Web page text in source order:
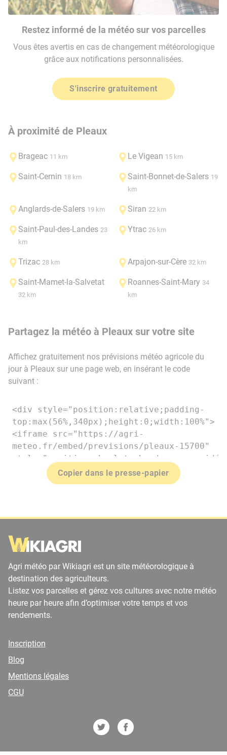
Restez informé de la météo sur vos parcelles
Vous êtes avertis en cas de changement météorologique
grâce aux notifications personnalisées.
S'inscrire gratuitement
À proximité de Pleaux
Brageac 11 km Le Vigean 15 km
Saint-Cernin 18 km Saint-Bonnet-de-Salers 19
km
Anglards-de-Salers 19 km Siran 22 km
Saint-Paul-des-Landes 23
km
Ytrac 26 km
Trizac 28 km Arpajon-sur-Cère 32 km
Saint-Mamet-la-Salvetat
32 km
Roannes-Saint-Mary 34
km
Partagez la météo à Pleaux sur votre site
Affichez gratuitement nos prévisions météo agricole du
jour à Pleaux sur une page web, en insérant le code
suivant :
Copier dans le presse-papier
Agri météo par Wikiagri est un site météorologique à
destination des agriculteurs.
Listez vos parcelles et gérez vos cultures avec notre météo
heure par heure afin d’optimiser votre temps et vos
rendements.
Inscription
Blog
Mentions légales
CGU